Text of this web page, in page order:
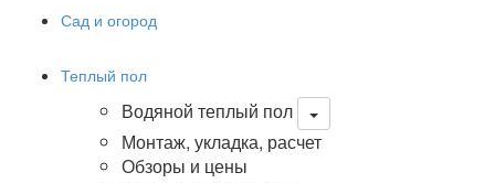
Сад и огород
Теплый пол
Водяной теплый пол
Монтаж, укладка, расчет
Обзоры и цены